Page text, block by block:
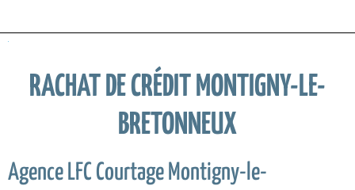
RACHAT DE CRÉDIT MONTIGNY-LE-
BRETONNEUX
Agence LFC Courtage Montigny-le-